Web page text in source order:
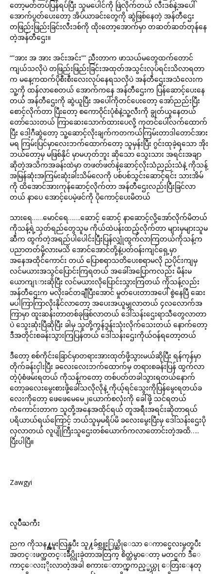
တော့မတ်တပ်ပြန်ရပ်ပြီး သူမပေါင်ကို ဖြဲလိုက်တယ် လီးဒစ်နဲ့အပေါ်
အောက်ပွတ်ပေးတော့ အိပ်ယာခင်းတွေကို ဆွဲဖြစ်နေတဲ့ အန်တီဌေး
တဖြည်းဖြည်းခြင်းလီးဒစ်ကို ထိုးတော့အောက်မှာ တဆတ်ဆတ်တုန်နေ
တဲ့အန်တီဌေး။
“”အား အ အား အင်းအင်း”” ညီးတာက ဖာသယ်မတွေထက်တောင်
ကျယ်သလိုပဲ တဖြည်းဖြည်းခြင်းအထုတ်အသွင်းလုပ်ရင်းသိလာရတာ
က မနေ့ကထက်ပိုစီးစီးလေးလုပ်နေရသလိုပဲ အန်တီဌေးအသံလေးက
သူ့ကို ထန်လာစေတယ် အောက်ကနေ အန်တီဌေးက ပြန်ဆောင့်ပေးနေ
တယ် အန်တီဌေးကို ဆွဲယူပြီး အပေါ်ကိုတင်ပေးတော့ အော်ညည်းပြီး
စောင့်လိုက်တာ ပြီးတော့ စကောဝိုင်းပုံစံနဲ့သူ့လီးကို ချွတ်ယူနေတယ်
တော်သေးတယ် ကြာဆေးသောက်ထားပေလို့ ကုတင်ပေါ်လက်ထောက်
ပြီး ဒေါ့ဂီဆွဲတော့ သူ့ဆောင့်လိုးချက်ကတကယ်ကြမ်းတာဒါတောင်အား
မရ ကြမ်းပြင်မှာလေးဘက်ထောက်တော့ သူမှန်းပြီး ဂွင်းထုခဲ့ရသော အိုး
ဘယ်တော့မှ မဖြစ်နိုင် မှာမဟုတ်ဘူး ဆိုသော သွေးသား အရင်းအချာ
ဆိုတဲ့အသိကအခန်းထဲမှာ တဖတ်ဖတ်နဲ့ဆောင့်လိုးသံညည်းသံနဲ့ ကိုသန့်
အမြန်ဆုံးအကြမ်းဆုံးခါးသိမ်လေကို ပစ်ပစ်သွင်းဆောင့်ရင်း သားအိမ်
ကို ထိအောင်အားကုန်ဆောင့်လိုက်တာ အန်တီဌေးလည်းပြီးခြင်လာ
တယ် နာပေ အောင့်ပေမဲ့ဖင်ကို ပိုကောင့်ပေးမိတယ်
သားရေ……မောင်ရေ…….ဆောင့် ဆောင့် နာဆောင့်လို့အော်လိုက်မိတယ်
ကိုသန့်ရဲ့သုတ်ရည်တွေသူမ ကိုယ်ထဲပန်းထည့်လိုက်တာ များမှများသူမ
ဆီက ထွက်တဲ့အရည်ပါပေါင်းပြီးပြန်လျှုံထွက်လာကြတယ်ကိုသန့်က
ပညာတတ်မို့လားမသိ အောင်အောင်တို့နဲ့ပတ်ဝန်းကျင်ရှေ့မှာ
အနေအထိုင်ကောင်း တယ် ပြောစရာသတိပေးစရာမလို ညပိုင်းကျမှ
လင်မယားအသွင်ပြောင်းကြရတယ် အခေါ်အပြောကလည်း မိန်းမ
ယောကျၤားဆိုပြီး လင်မယားလိုပြောင်းသွားကြတယ် ကိုသန့်လည်း
အန်တီဌေးက မလိုးခင်တချီပြီးအောင် မှုတ်ပေးတာအပေါ် စွဲနေပြီ ဆေး
မပါကြာကြာလိုးနိုင်လာတော့ အပေးအယူမျှလာတယ် ၄လလောက်အ
ကြာမှာ ထူးဆန်းတာတစ်ခုဖြစ်လာတယ် ဒေါ်သန်းဌေးရာသီတွေလာတာ
ပဲ သွေးဆုံးပြီဆိုပြီး ခါမှ သူတို့ကွန်ဒွန်းသုံးလိုက်သေးတယ် နောက်တော့
ဒီအတိုင်းစခန်းသွားကြပြန်တယ် ဒေါ်သန်းဌေးကိုယ်ဝန်ရတော့တယ်
ဒီတော့ စစ်ကိုင်းခြောင်မှာတရားအားထုတ်ဖို့သွားမယ်ဆိုပြီး ရန်ကုန်မှာ
တိုက်ခန်းငှါးပြီး ခလေးလေးဘက်ထောက်မှ တရားစခန်းပြန် ထွက်လာ
တဲ့ပုံစံဖမ်းရတယ် ကိုသန့်ကတော့ တစ်ပတ်တခါသွားရတယ်နောက်
တော့ခလေးမွေးစားဖို့ခေါ်သလိုလိုနဲ့ ကိုယ့်ရင်သွေးကိုပြန်မွေးရတယ်ခ
လေးကိုတော့ ဖေဖေမေမေ၂ယောက်စလုံးကို ခေါ်ဖို့ သင်ရတယ်
ကံကောင်းတာက သူတို့အနေအထိုင်ရယ် တူအရီးအရင်းဆိုတာရယ်
ပရိယာယ်ရယ်ကြောင့် ဘယ်သူမှမရိပ်မိ ခလေးမွေးပြီးမှ ဒေါ်သန်းဌေးပို
လှလာတယ် လူပျိုကြီးသူဌေးတစ်ယောက်ကလာတောင်းတဲ့အထိ…..
ပြီးပါပြီ။
Zawgyi
လူပ်ိဳႀကီး
ညက ကိုသန႔္အမူးလြန္ၿပီး သူ႔ခ်စ္သူႏြယ္ဆိုေသာ ေကာင္မေလးမွတ္ၿပီး
အတင္းဖက္အတင္းခ်ဳပ္လိုးခဲ့တာအတြက္ စိတ္ထဲမွာေတာ့ မတင္မက် ဒီေ
ကာင္ေလးႏိုးလာတဲ့အခါ စကားေတာက္ၾကည့္မယ္ဟု ေတြးေနတု